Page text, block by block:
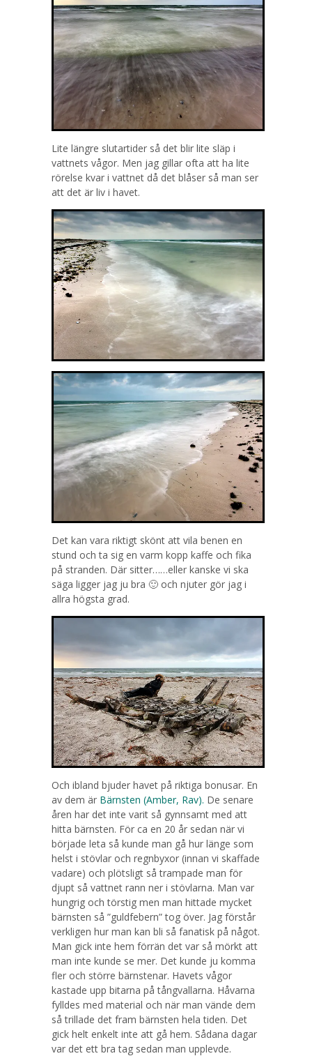
Lite längre slutartider så det blir lite släp i
vattnets vågor. Men jag gillar ofta att ha lite
rörelse kvar i vattnet då det blåser så man ser
att det är liv i havet.
Det kan vara riktigt skönt att vila benen en
stund och ta sig en varm kopp kaffe och fika
på stranden. Där sitter……eller kanske vi ska
säga ligger jag ju bra 🙂 och njuter gör jag i
allra högsta grad.
Och ibland bjuder havet på riktiga bonusar. En
av dem är Bärnsten (Amber, Rav). De senare
åren har det inte varit så gynnsamt med att
hitta bärnsten. För ca en 20 år sedan när vi
började leta så kunde man gå hur länge som
helst i stövlar och regnbyxor (innan vi skaffade
vadare) och plötsligt så trampade man för
djupt så vattnet rann ner i stövlarna. Man var
hungrig och törstig men man hittade mycket
bärnsten så ”guldfebern” tog över. Jag förstår
verkligen hur man kan bli så fanatisk på något.
Man gick inte hem förrän det var så mörkt att
man inte kunde se mer. Det kunde ju komma
fler och större bärnstenar. Havets vågor
kastade upp bitarna på tångvallarna. Håvarna
fylldes med material och när man vände dem
så trillade det fram bärnsten hela tiden. Det
gick helt enkelt inte att gå hem. Sådana dagar
var det ett bra tag sedan man upplevde.